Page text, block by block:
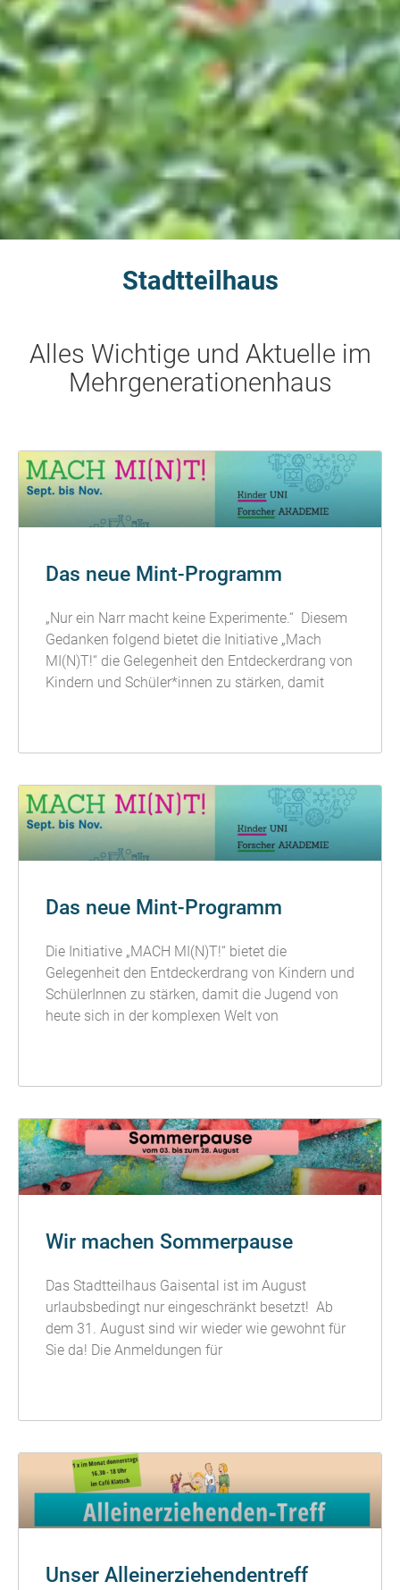
Stadtteilhaus
Alles Wichtige und Aktuelle im
Mehrgenerationenhaus
Das neue Mint-Programm
„Nur ein Narr macht keine Experimente.“ Diesem
Gedanken folgend bietet die Initiative „Mach
MI(N)T!“ die Gelegenheit den Entdeckerdrang von
Kindern und Schüler*innen zu stärken, damit
Das neue Mint-Programm
Die Initiative „MACH MI(N)T!“ bietet die
Gelegenheit den Entdeckerdrang von Kindern und
SchülerInnen zu stärken, damit die Jugend von
heute sich in der komplexen Welt von
Wir machen Sommerpause
Das Stadtteilhaus Gaisental ist im August
urlaubsbedingt nur eingeschränkt besetzt! Ab
dem 31. August sind wir wieder wie gewohnt für
Sie da! Die Anmeldungen für
Unser Alleinerziehendentreff